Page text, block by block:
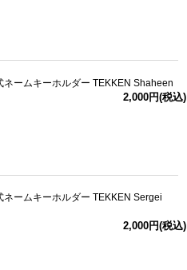
ネームキーホルダー TEKKEN Shaheen
2,000円(税込)
ネームキーホルダー TEKKEN Sergei
2,000円(税込)